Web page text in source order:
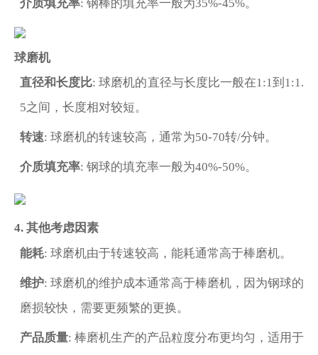
介质填充率: 钢棒的填充率一般为35%-45%。
球磨机
直径和长度比: 球磨机的直径与长度比一般在1:1到1:1.
5之间，长度相对较短。
转速: 球磨机的转速较高，通常为50-70转/分钟。
介质填充率: 钢球的填充率一般为40%-50%。
4. 其他考虑因素
能耗: 球磨机由于转速较高，能耗通常高于棒磨机。
维护: 球磨机的维护成本通常高于棒磨机，因为钢球的
磨损较快，需要更频繁的更换。
产品质量: 棒磨机生产的产品粒度分布更均匀，适用于